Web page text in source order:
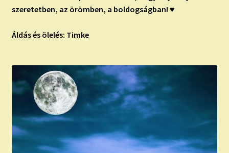
szeretetben, az örömben, a boldogságban! ♥
Áldás és ölelés: Timke